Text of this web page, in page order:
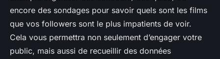
encore des sondages pour savoir quels sont les films
que vos followers sont le plus impatients de voir.
Cela vous permettra non seulement d’engager votre
public, mais aussi de recueillir des données